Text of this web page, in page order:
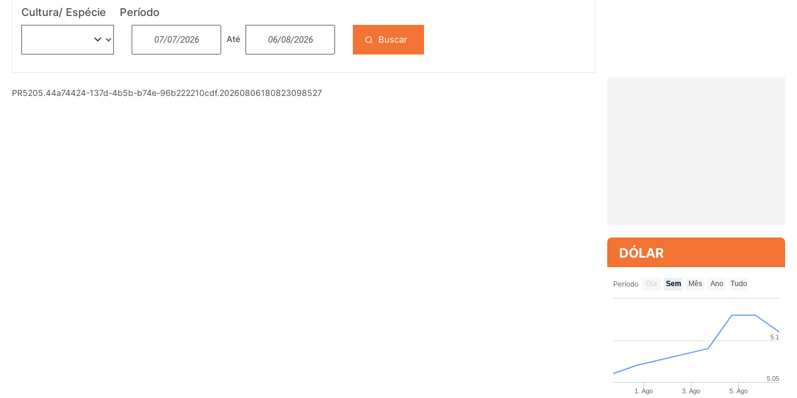
Cultura/ Espécie Período
Até Buscar
PR5205.44a74424-137d-4b5b-b74e-96b222210cdf.20260806180823098527
DÓLAR
Período Dia Sem Mês Ano Tudo
1. Ago 3. Ago 5. Ago
5.05
5.1